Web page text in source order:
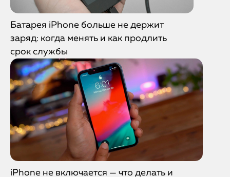
Батарея iPhone больше не держит
заряд: когда менять и как продлить
срок службы
iPhone не включается — что делать и